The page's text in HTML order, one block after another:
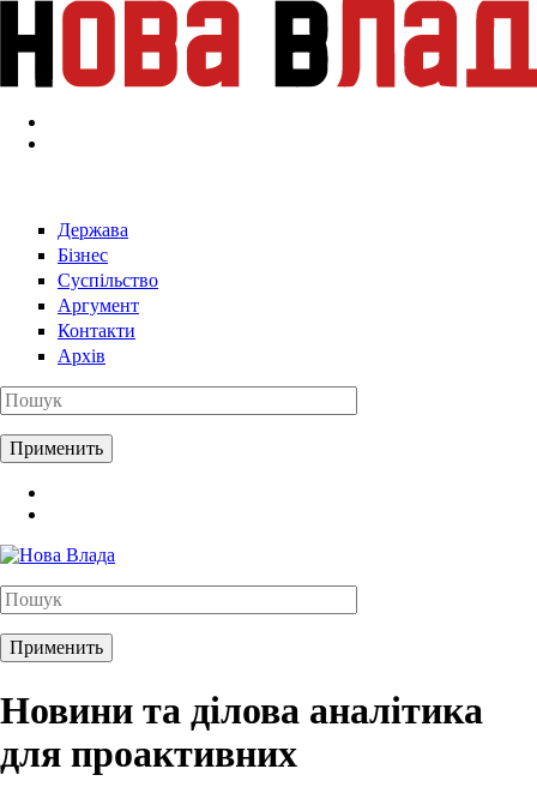
Перейти к основному содержанию
Держава
Бізнес
Суспільство
Аргумент
Контакти
Архів
Новини та ділова аналітика
для проактивних